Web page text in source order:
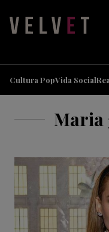
Cultura PopVida Social
Maria